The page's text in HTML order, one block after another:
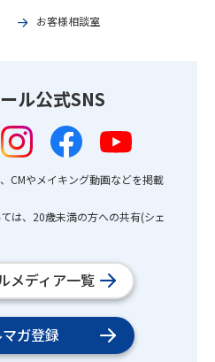
お客様相談室
ル公式SNS
CMやメイキング動画などを掲載
は、20歳未満の方への共有(シェ
メディア一覧
ガ登録